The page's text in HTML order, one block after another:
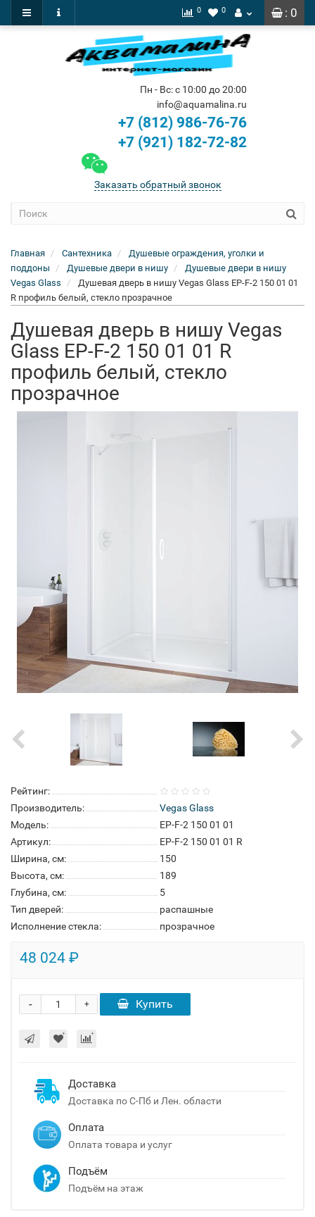
: 0
0 0
Пн - Вс: с 10:00 до 20:00
info@aquamalina.ru
+7 (812) 986-76-76
+7 (921) 182-72-82
Заказать обратный звонок
Главная Сантехника
Душевые ограждения, уголки и
поддоны
Душевые двери в нишу
Душевые двери в нишу
Vegas Glass
Душевая дверь в нишу Vegas Glass EP-F-2 150 01 01
R профиль белый, стекло прозрачное
Душевая дверь в нишу Vegas
Glass EP-F-2 150 01 01 R
профиль белый, стекло
прозрачное
Рейтинг:
Производитель:
Vegas Glass
Модель:
EP-F-2 150 01 01
Артикул:
EP-F-2 150 01 01 R
Ширина, см:
150
Высота, см:
189
Глубина, см:
5
Тип дверей:
распашные
Исполнение стекла:
прозрачное
48 024 ₽
+
- Купить
Доставка
Доставка по С-Пб и Лен. области
Оплата
Оплата товара и услуг
Подъём
Подъём на этаж